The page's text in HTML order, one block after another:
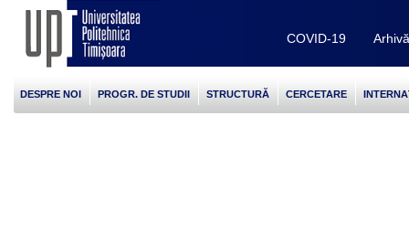
COVID-19
DESPRE NOI PROGR. DE STUDII STRUCTURĂ CERCETARE